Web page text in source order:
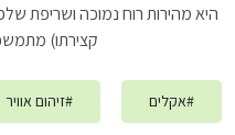
היא מהירות רוח נמוכה ושריפת
קצירתו)
#אקלים #זיהום אוויר